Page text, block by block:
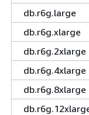
db.r6g.large
db.r6g.xlarge
db.r6g.2xlarge
db.r6g.4xlarge
db.r6g.8xlarge